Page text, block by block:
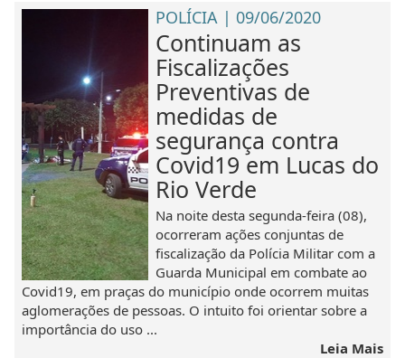
POLÍCIA | 09/06/2020
Continuam as
Fiscalizações
Preventivas de
medidas de
segurança contra
Covid19 em Lucas do
Rio Verde
Na noite desta segunda-feira (08),
ocorreram ações conjuntas de
fiscalização da Polícia Militar com a
Guarda Municipal em combate ao
Covid19, em praças do município onde ocorrem muitas
aglomerações de pessoas. O intuito foi orientar sobre a
importância do uso ...
Leia Mais